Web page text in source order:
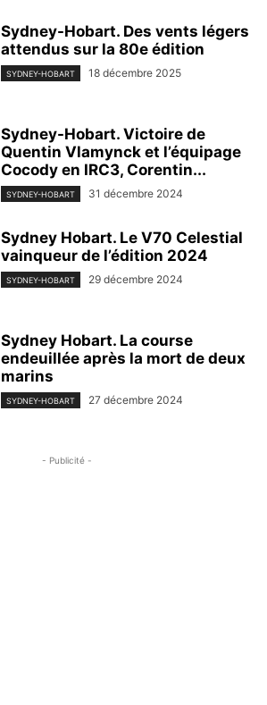
Sydney-Hobart. Des vents légers
attendus sur la 80e édition
SYDNEY-HOBART 18 décembre 2025
Sydney-Hobart. Victoire de
Quentin Vlamynck et l’équipage
Cocody en IRC3, Corentin...
SYDNEY-HOBART 31 décembre 2024
Sydney Hobart. Le V70 Celestial
vainqueur de l’édition 2024
SYDNEY-HOBART 29 décembre 2024
Sydney Hobart. La course
endeuillée après la mort de deux
marins
SYDNEY-HOBART 27 décembre 2024
- Publicité -